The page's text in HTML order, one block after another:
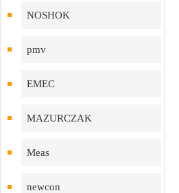
NOSHOK
pmv
EMEC
MAZURCZAK
Meas
newcon